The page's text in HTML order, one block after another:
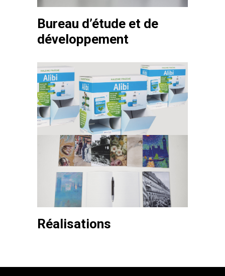
Bureau d’étude et de
développement
Réalisations